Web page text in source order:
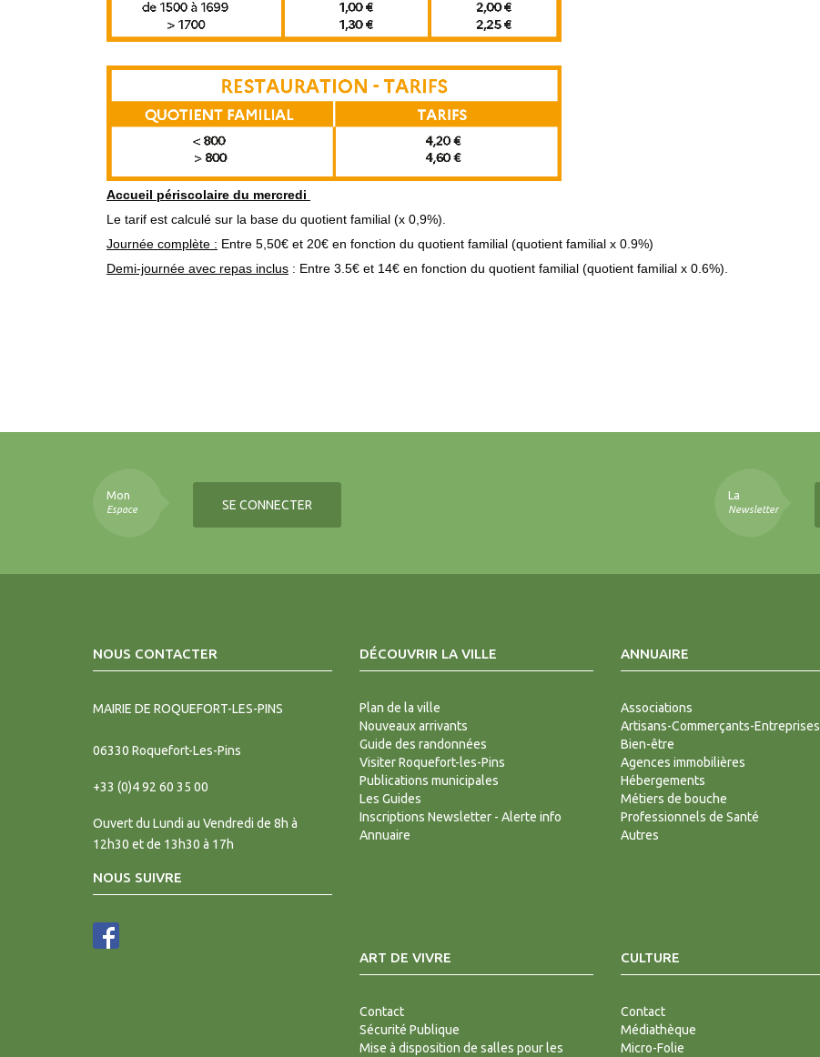
Accueil périscolaire du mercredi
Le tarif est calculé sur la base du quotient familial (x 0,9%).
Journée complète : Entre 5,50€ et 20€ en fonction du quotient familial (quotient familial x 0.9%)
Demi-journée avec repas inclus : Entre 3.5€ et 14€ en fonction du quotient familial (quotient familial x 0.6%).
Mon
Espace SE CONNECTER
La
Newsletter
NOUS CONTACTER
MAIRIE DE ROQUEFORT-LES-PINS
06330 Roquefort-Les-Pins
+33 (0)4 92 60 35 00
Ouvert du Lundi au Vendredi de 8h à
12h30 et de 13h30 à 17h
NOUS SUIVRE
DÉCOUVRIR LA VILLE
Plan de la ville
Nouveaux arrivants
Guide des randonnées
Visiter Roquefort-les-Pins
Publications municipales
Les Guides
Inscriptions Newsletter - Alerte info
Annuaire
ANNUAIRE
Associations
Artisans-Commerçants-Entreprises
Bien-être
Agences immobilières
Hébergements
Métiers de bouche
Professionnels de Santé
Autres
ART DE VIVRE
Contact
Sécurité Publique
Mise à disposition de salles pour les
CULTURE
Contact
Médiathèque
Micro-Folie